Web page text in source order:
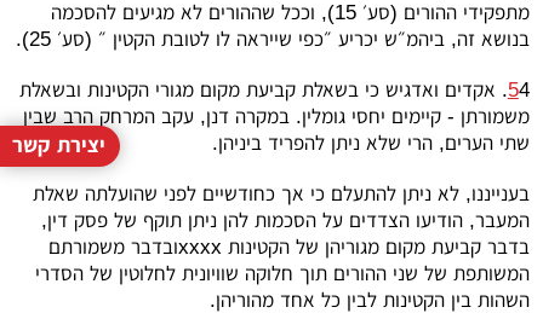
מתפקידי ההורים (סע׳ 15), וככל שההורים לא מגיעים להסכמה
בנושא זה, ביהמ״ש יכריע ״כפי שייראה לו לטובת הקטין ״ (סע׳ 25).
54. אקדים ואדגיש כי בשאלת קביעת מקום מגורי הקטינות ובשאלת
משמורתן - קיימים יחסי גומלין. במקרה דנן, עקב המרחק הרב שבין
שתי הערים, הרי שלא ניתן להפריד ביניהן.
בענייננו, לא ניתן להתעלם כי אך כחודשיים לפני שהועלתה שאלת
המעבר, הודיעו הצדדים על הסכמות להן ניתן תוקף של פסק דין,
בדבר קביעת מקום מגוריהן של הקטינות xxxxובדבר משמורתם
המשותפת של שני ההורים תוך חלוקה שוויונית לחלוטין של הסדרי
השהות בין הקטינות לבין כל אחד מהוריהן.
יצירת קשר